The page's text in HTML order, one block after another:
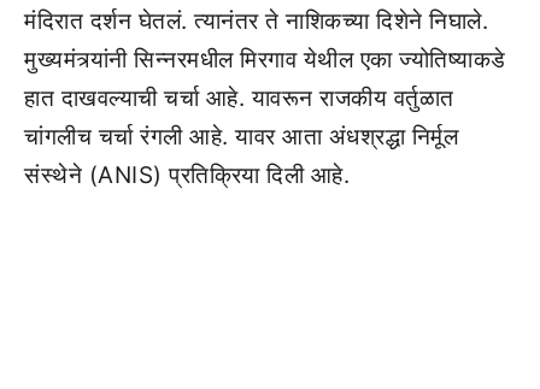
मंदिरात दर्शन घेतलं. त्यानंतर ते नाशिकच्या दिशेने निघाले.
मुख्यमंत्र्यांनी सिन्नरमधील मिरगाव येथील एका ज्योतिष्याकडे
हात दाखवल्याची चर्चा आहे. यावरून राजकीय वर्तुळात
चांगलीच चर्चा रंगली आहे. यावर आता अंधश्रद्धा निर्मूल
संस्थेने (ANIS) प्रतिक्रिया दिली आहे.